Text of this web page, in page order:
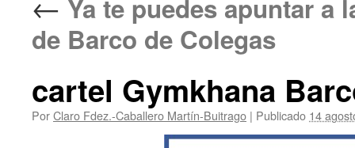
Ya te puedes apuntar a
de Barco de Colegas
cartel Gymkhana
PorClaro Fdez.-Caballero Martín-Buitrago | Publicado 14